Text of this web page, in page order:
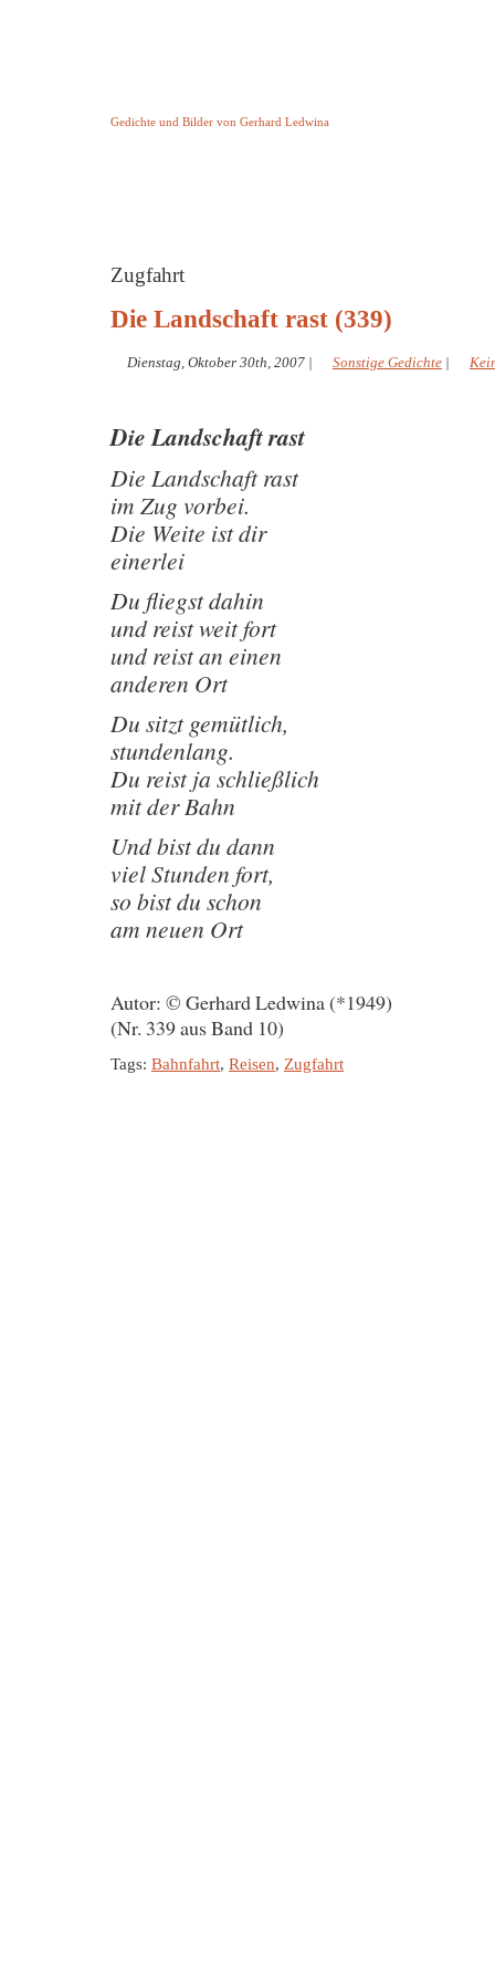
Gedichte und Bilder von Gerhard Ledwina
Zugfahrt
Die Landschaft rast (339)
Dienstag, Oktober 30th, 2007 | Sonstige Gedichte |
Die Landschaft rast
Die Landschaft rast
im Zug vorbei.
Die Weite ist dir
einerlei
Du fliegst dahin
und reist weit fort
und reist an einen
anderen Ort
Du sitzt gemütlich,
stundenlang.
Du reist ja schließlich
mit der Bahn
Und bist du dann
viel Stunden fort,
so bist du schon
am neuen Ort
Autor: © Gerhard Ledwina (*1949)
(Nr. 339 aus Band 10)
Tags: Bahnfahrt, Reisen, Zugfahrt